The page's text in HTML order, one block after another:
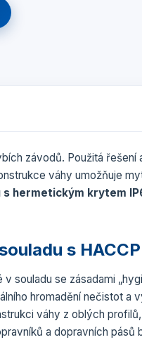
závodů. Použitá řešení
váhy umožňuje
hermetickým krytem
s HACCP
souladu se zásadami
hromadění nečistot a
váhy z oblých
a dopravních pásů